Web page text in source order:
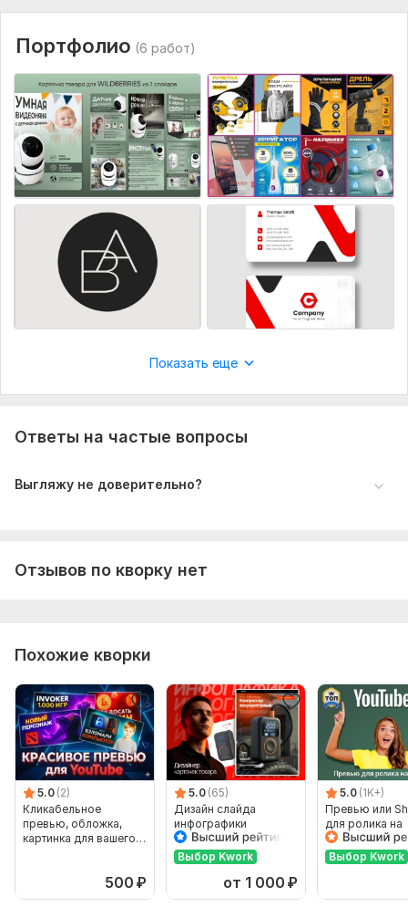
Площадка: Wildberries
Портфолио (6 работ)
Показать еще
Ответы на частые вопросы
Выгляжу не доверительно?
Отзывов по кворку нет
Похожие кворки
5.0 (2)
Кликабельное
превью, обложка,
картинка для вашего
500 ₽
5.0 (65)
Дизайн слайда
инфографики
Выбор Kwork
от 1 000 ₽
5.0 (1K+)
Превью или
для ролика на
YouTube
Выбор Kwork